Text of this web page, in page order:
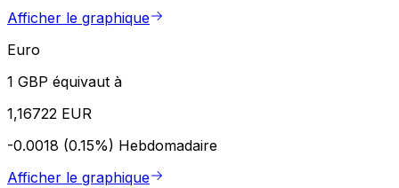
Afficher le graphique
Euro
1 GBP équivaut à
1,16722 EUR
-0.0018 (0.15%) Hebdomadaire
Afficher le graphique